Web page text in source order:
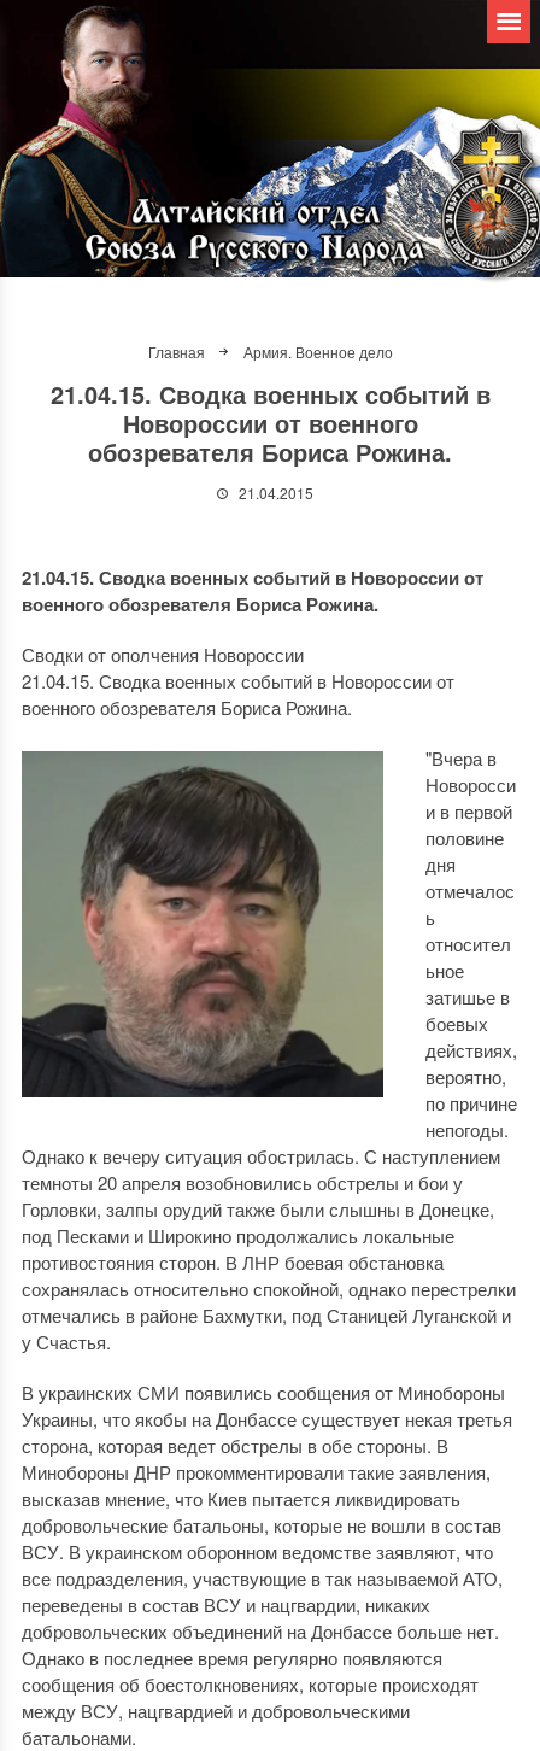
Главная Армия. Военное дело
21.04.15. Сводка военных событий в
Новороссии от военного
обозревателя Бориса Рожина.
21.04.2015
21.04.15. Сводка военных событий в Новороссии от
военного обозревателя Бориса Рожина.
Сводки от ополчения Новороссии
21.04.15. Сводка военных событий в Новороссии от
военного обозревателя Бориса Рожина.
"Вчера в
Новоросси
и в первой
половине
дня
отмечалос
ь
относител
ьное
затишье в
боевых
действиях,
вероятно,
по причине
непогоды.
Однако к вечеру ситуация обострилась. С наступлением
темноты 20 апреля возобновились обстрелы и бои у
Горловки, залпы орудий также были слышны в Донецке,
под Песками и Широкино продолжались локальные
противостояния сторон. В ЛНР боевая обстановка
сохранялась относительно спокойной, однако перестрелки
отмечались в районе Бахмутки, под Станицей Луганской и
у Счастья.
В украинских СМИ появились сообщения от Минобороны
Украины, что якобы на Донбассе существует некая третья
сторона, которая ведет обстрелы в обе стороны. В
Минобороны ДНР прокомментировали такие заявления,
высказав мнение, что Киев пытается ликвидировать
добровольческие батальоны, которые не вошли в состав
ВСУ. В украинском оборонном ведомстве заявляют, что
все подразделения, участвующие в так называемой АТО,
переведены в состав ВСУ и нацгвардии, никаких
добровольческих объединений на Донбассе больше нет.
Однако в последнее время регулярно появляются
сообщения об боестолкновениях, которые происходят
между ВСУ, нацгвардией и добровольческими
батальонами.